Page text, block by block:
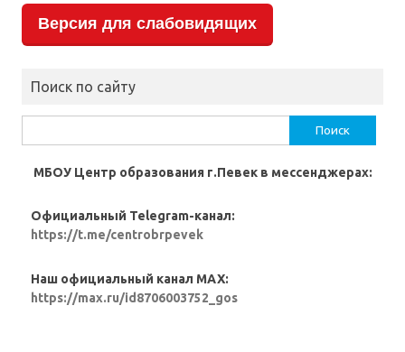
Версия для слабовидящих
Поиск по сайту
МБОУ Центр образования г.Певек в мессенджерах:
Официальный Telegram-канал:
https://t.me/centrobrpevek
Наш официальный канал MAX:
https://max.ru/id8706003752_gos